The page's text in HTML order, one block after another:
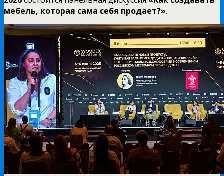
мебель, которая сама себя продает?».